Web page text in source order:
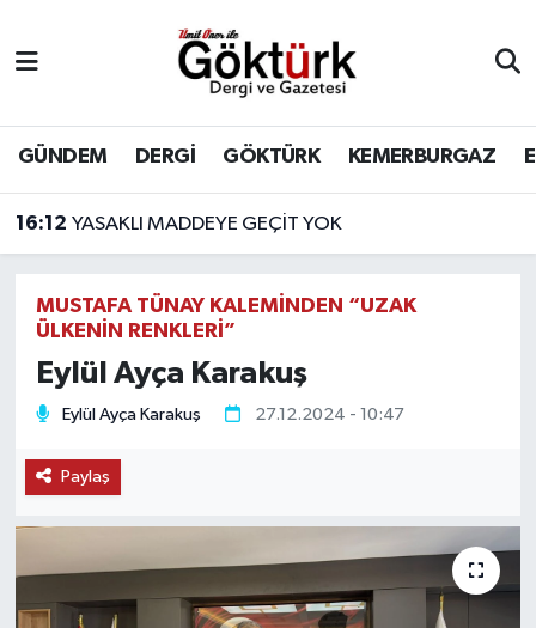
GÜNDEM DERGİ GÖKTÜRK KEMERBURGAZ
YASAKLI MADDEYE GEÇİT YOK
MUSTAFA TÜNAY KALEMİNDEN “UZAK
ÜLKENİN RENKLERİ”
Eylül Ayça Karakuş
Eylül Ayça Karakuş 27.12.2024 - 10:47
Paylaş
BİLİM
DERGİ
EĞİTİM
EKONOMİ
GÖKTÜRK
KEMERBURGAZ
Eyüpsultan Hava Durumu
Eyüpsultan Trafik Yoğunluk Haritası
Süper Lig Puan Durumu ve Fikstür
Son Dakika Haberleri
Haber Arşivi